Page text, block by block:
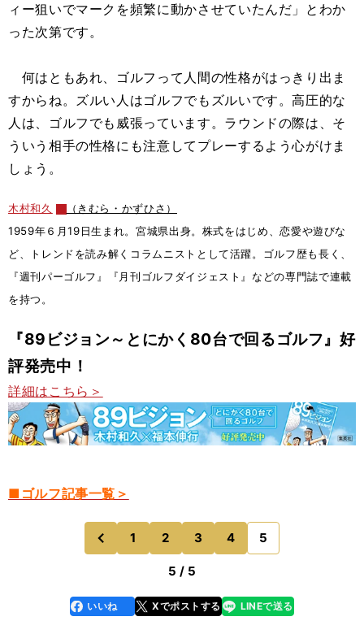
ィー狙いでマークを頻繁に動かさせていたんだ」とわか
った次第です。
何はともあれ、ゴルフって人間の性格がはっきり出ま
すからね。ズルい人はゴルフでもズルいです。高圧的な
人は、ゴルフでも威張っています。ラウンドの際は、そ
ういう相手の性格にも注意してプレーするよう心がけま
しょう。
木村和久
（きむら・かずひさ）
1959年６月19日生まれ。宮城県出身。株式をはじめ、恋愛や遊びな
ど、トレンドを読み解くコラムニストとして活躍。ゴルフ歴も長く、
『週刊パーゴルフ』『月刊ゴルフダイジェスト』などの専門誌で連載
を持つ。
『89ビジョン～とにかく80台で回るゴルフ』好
評発売中！
詳細はこちら＞
■ゴルフ記事一覧＞
前
のページへ
1 2 3 4 5
5 / 5
faceboo
k
いいね Xでポストする
line LINEで送る